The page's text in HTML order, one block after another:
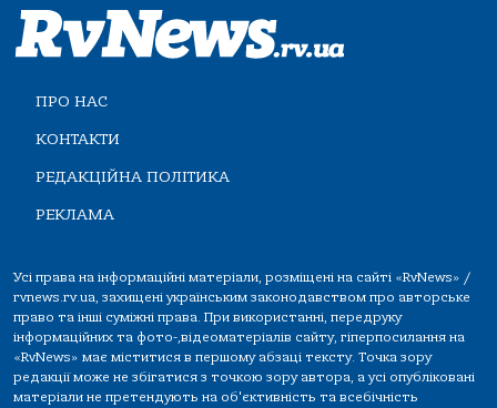
ПРО НАС
КОНТАКТИ
РЕДАКЦІЙНА ПОЛІТИКА
РЕКЛАМА
Усі права на інформаційні матеріали, розміщені на сайті «RvNews» /
rvnews.rv.ua, захищені українським законодавством про авторське
право та інші суміжні права. При використанні, передруку
інформаційних та фото-,відеоматеріалів сайту, гіперпосилання на
«RvNews» має міститися в першому абзаці тексту. Точка зору
редакції може не збігатися з точкою зору автора, а усі опубліковані
матеріали не претендують на об'єктивність та всебічність